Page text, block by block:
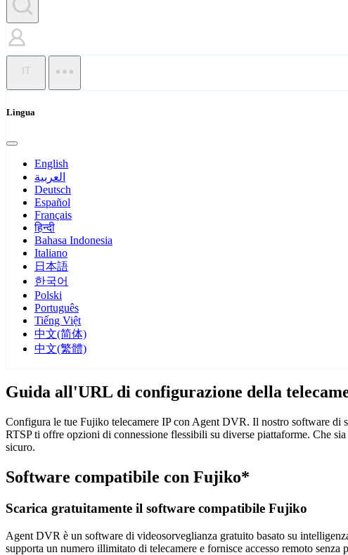
IT
Lingua
English
العربية
Deutsch
Español
Français
हिन्दी
Bahasa Indonesia
Italiano
日本語
한국어
Polski
Português
Tiếng Việt
中文(简体)
中文(繁體)
Guida all'URL di configurazione della
Configura le tue Fujiko telecamere IP con Agent DVR. Il nostro software
RTSP ti offre opzioni di connessione flessibili su diverse piattaforme. Che
sicuro.
Software compatibile con Fujiko*
Scarica gratuitamente il software compatibile Fujiko
Agent DVR è un software di videosorveglianza gratuito basato su
supporta un numero illimitato di telecamere e fornisce accesso remoto